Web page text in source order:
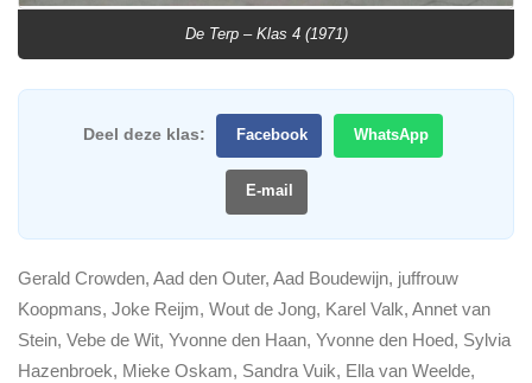
De Terp – Klas 4 (1971)
Deel deze klas: Facebook WhatsApp
E-mail
Gerald Crowden, Aad den Outer, Aad Boudewijn, juffrouw
Koopmans, Joke Reijm, Wout de Jong, Karel Valk, Annet van
Stein, Vebe de Wit, Yvonne den Haan, Yvonne den Hoed, Sylvia
Hazenbroek, Mieke Oskam, Sandra Vuik, Ella van Weelde,